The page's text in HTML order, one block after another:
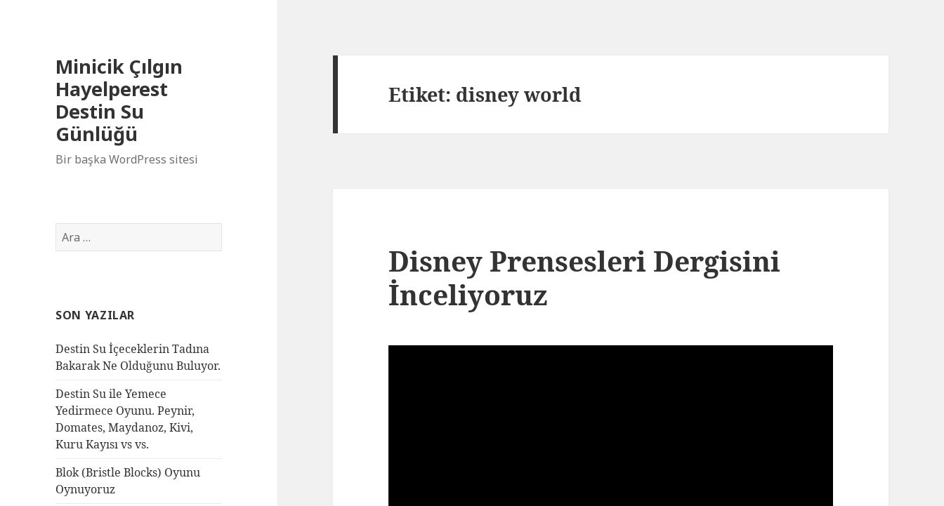
Minicik Çılgın
Hayelperest
Destin Su
Günlüğü
Bir başka WordPress sitesi
r
:
SON YAZILAR
Destin Su İçeceklerin Tadına
Bakarak Ne Olduğunu Buluyor.
Destin Su ile Yemece
Yedirmece Oyunu. Peynir,
Domates, Maydanoz, Kivi,
Kuru Kayısı vs vs.
Blok (Bristle Blocks) Oyunu
Oynuyoruz
Etiket: disney world
Disney Prensesleri Dergisini
İnceliyoruz